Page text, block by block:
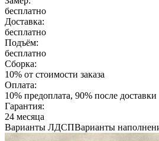
бесплатно
Доставка:
бесплатно
Подъём:
бесплатно
Сборка:
10% от стоимости заказа
Оплата:
10% предоплата, 90% после
Гарантия:
24 месяца
Варианты ЛДСПВарианты